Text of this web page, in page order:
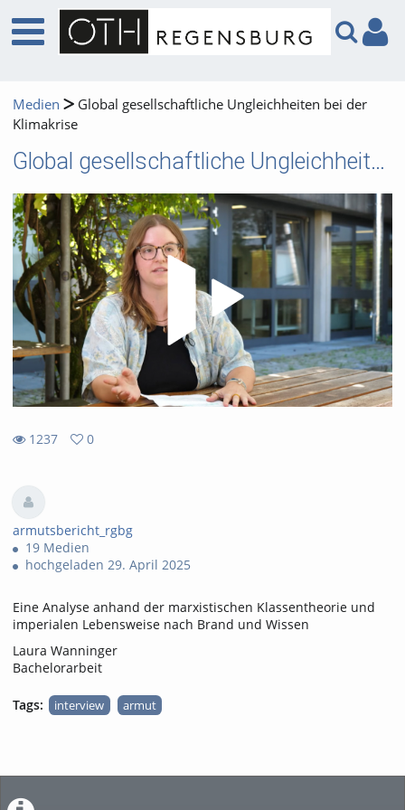
Medien
Global gesellschaftliche Ungleichheiten bei der
Klimakrise
Global gesellschaftliche Ungleichheiten bei der Klimakrise
1237
0
armutsbericht_rgbg
19 Medien
hochgeladen 29. April 2025
Eine Analyse anhand der marxistischen Klassentheorie und
imperialen Lebensweise nach Brand und Wissen
Laura Wanninger
Bachelorarbeit
Tags: interview armut